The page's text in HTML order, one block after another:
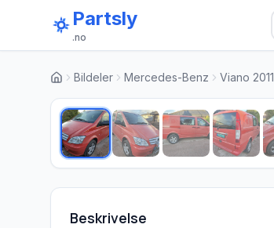
Partsly
.no
Bildeler Mercedes-Benz Viano 2011
Beskrivelse